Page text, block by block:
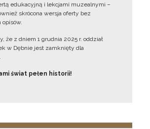
edukacyjną i lekcjami muzealnymi –
skrócona wersja oferty bez
opisów.
że z dniem 1 grudnia 2025 r. oddział
w Dębnie jest zamknięty dla
świat pełen historii!